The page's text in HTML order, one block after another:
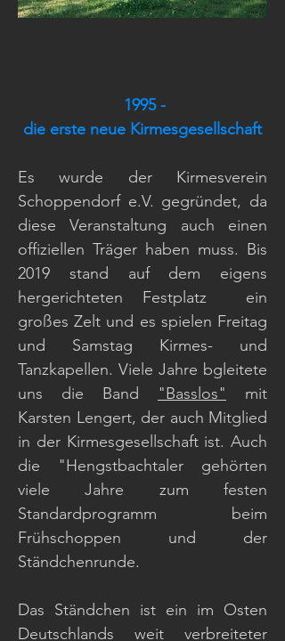
1995 -
die erste neue Kirmesgesellschaft
Es wurde der Kirmesverein
Schoppendorf e.V. gegründet, da
diese Veranstaltung auch einen
offiziellen Träger haben muss. Bis
2019 stand auf dem eigens
hergerichteten Festplatz ein
großes Zelt und es spielen Freitag
und Samstag Kirmes- und
Tanzkapellen. Viele Jahre bgleitete
uns die Band
"Basslos" mit
Karsten Lengert, der auch Mitglied
in der Kirmesgesellschaft ist. Auch
die "Hengstbachtaler gehörten
viele Jahre zum festen
Standardprogramm beim
Frühschoppen und der
Ständchenrunde.
Das Ständchen ist ein im Osten
Deutschlands weit verbreiteter